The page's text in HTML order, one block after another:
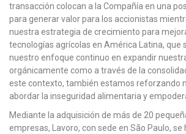
transacción colocan a la Compañía en una
para generar valor para los accionistas
nuestra estrategia de crecimiento para
tecnologías agrícolas en América Latina, que
nuestro enfoque continuo en expandir
orgánicamente como a través de la
este contexto, también estamos reforzando
abordar la inseguridad alimentaria y
Mediante la adquisición de más de 20
empresas, Lavoro, con sede en São Paulo, se